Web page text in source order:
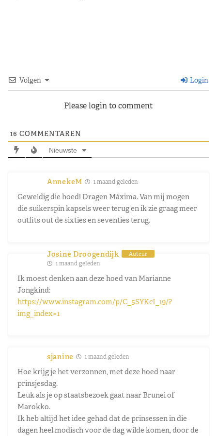
Volgen Login
Please login to comment
16 COMMENTAREN
Nieuwste
AnnekeM 1 maand geleden
Geweldig die hoed! Dragen Máxima. Van mij mogen
die suikerspin kapsels weer terug en ik zie graag meer
outfits out de sixties en seventies terug.
Josine Droogendijk Auteur
1 maand geleden
Ik moest denken aan deze hoed van Marianne
Jongkind:
https://www.instagram.com/p/C_5SYKcI_19/?
img_index=1
sjanine 1 maand geleden
Hoe krijg je het verzonnen, met deze hoed naar
prinsjesdag.
Leuk als je op staatsbezoek gaat naar Brunei of
Marokko.
Ik heb altijd het idee gehad dat de prinsessen in die
dagen heel modisch voor de dag wilde komen, door de